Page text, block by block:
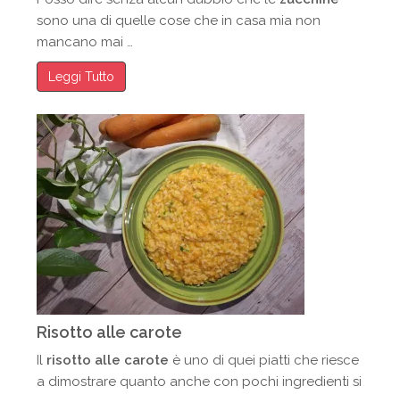
sono una di quelle cose che in casa mia non
mancano mai …
Leggi Tutto
Risotto alle carote
Il risotto alle carote è uno di quei piatti che riesce
a dimostrare quanto anche con pochi ingredienti si